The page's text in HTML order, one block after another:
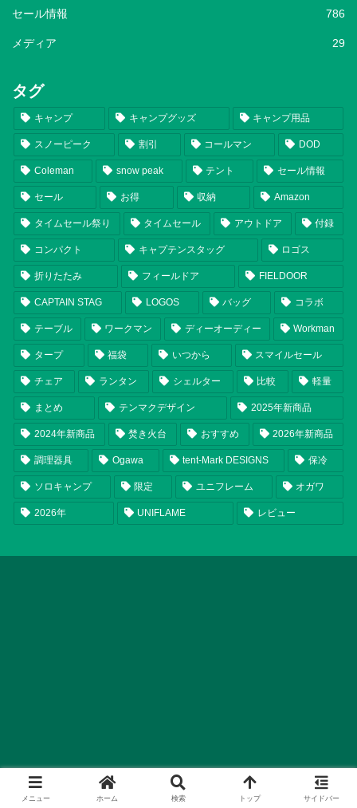
セール情報 786
メディア 29
タグ
キャンプ キャンプグッズ キャンプ用品
スノーピーク 割引 コールマン DOD
Coleman snow peak テント セール情報
セール お得 収納 Amazon
タイムセール祭り タイムセール アウトドア 付録
コンパクト キャプテンスタッグ ロゴス
折りたたみ フィールドア FIELDOOR
CAPTAIN STAG LOGOS バッグ コラボ
テーブル ワークマン ディーオーディー Workman
タープ 福袋 いつから スマイルセール
チェア ランタン シェルター 比較 軽量
まとめ テンマクデザイン 2025年新商品
2024年新商品 焚き火台 おすすめ 2026年新商品
調理器具 Ogawa tent-Mark DESIGNS 保冷
ソロキャンプ 限定 ユニフレーム オガワ
2026年 UNIFLAME レビュー
メニュー ホーム 検索 トップ サイドバー